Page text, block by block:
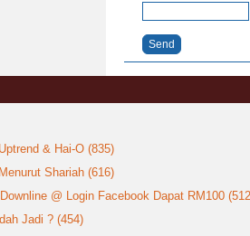
Send
& Hai-O (835)
Shariah (616)
@ Login Facebook Dapat RM100
Jadi ? (454)